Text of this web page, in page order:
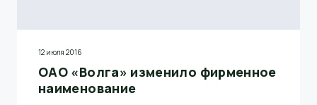
12 июля 2016
ОАО «Волга» изменило фирменное
наименование